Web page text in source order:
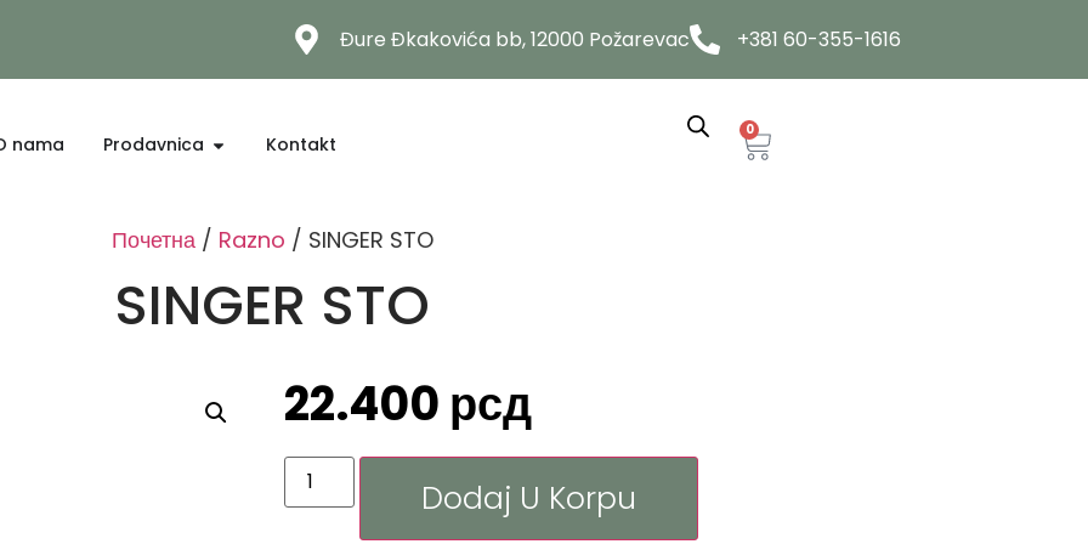
Đure Đkakovića bb, 12000 Požarevac +381 60-355-1616
nama Prodavnica Kontakt
0
Почетна/ Razno / SINGER STO
SINGER STO
22.400 рсд
Dodaj U Korpu